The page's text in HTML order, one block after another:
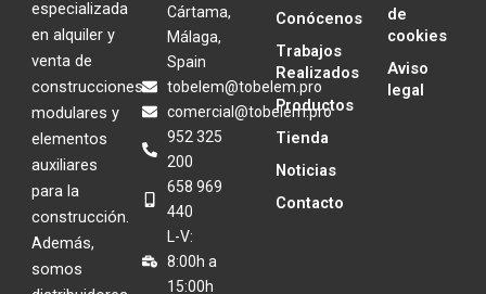
especializada
en alquiler y
venta de
construcciones
modulares y
elementos
auxiliares
para la
construcción.
Además,
somos
Cártama,
Málaga,
Spain
tobelem@tobelem.pro
comercial@tobelem.pro
952 325
200
658 969
440
L-V:
8:00h a
15:00h
Conócenos
Trabajos
Realizados
Productos
Tienda
Noticias
Contacto
de
cookies
Aviso
legal